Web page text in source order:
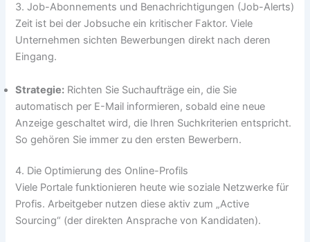
3. Job-Abonnements und Benachrichtigungen (Job-Alerts)
Zeit ist bei der Jobsuche ein kritischer Faktor. Viele
Unternehmen sichten Bewerbungen direkt nach deren
Eingang.
Strategie: Richten Sie Suchaufträge ein, die Sie
automatisch per E-Mail informieren, sobald eine neue
Anzeige geschaltet wird, die Ihren Suchkriterien entspricht.
So gehören Sie immer zu den ersten Bewerbern.
4. Die Optimierung des Online-Profils
Viele Portale funktionieren heute wie soziale Netzwerke für
Profis. Arbeitgeber nutzen diese aktiv zum „Active
Sourcing“ (der direkten Ansprache von Kandidaten).